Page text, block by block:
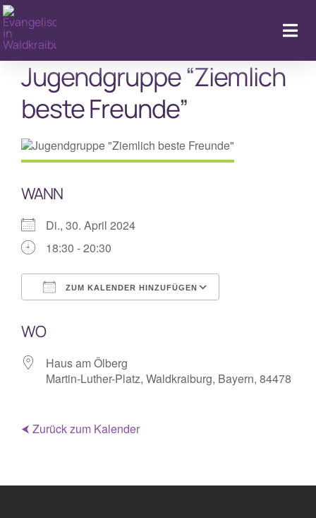
Zum
Inhalt
springen
Jugendgruppe “Ziemlich
beste Freunde”
WANN
Di., 30. April 2024
18:30 - 20:30
ZUM KALENDER HINZUFÜGEN
WO
Haus am Ölberg
Martin-Luther-Platz, Waldkraiburg, Bayern, 84478
⮜ Zurück zum Kalender